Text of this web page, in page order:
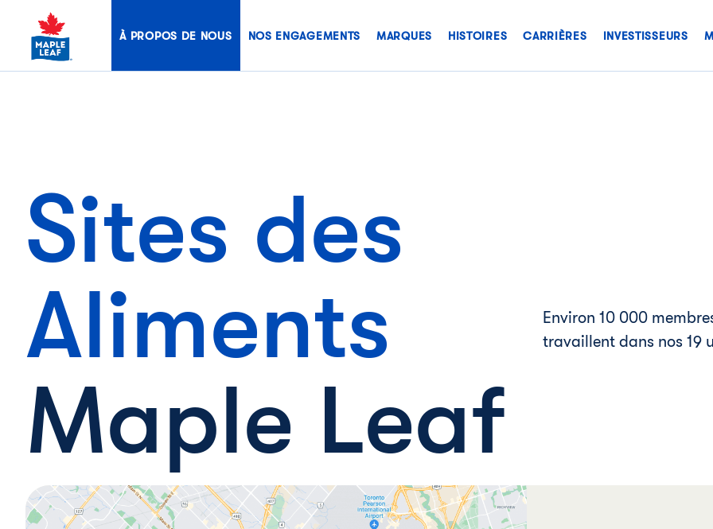
content
À PROPOS DE NOUS NOS ENGAGEMENTS MARQUES HISTOIRES CARRIÈRES INVESTISSEURS
Sites des
Aliments
Maple Leaf
Environ 10 000
travaillent dans nos 19